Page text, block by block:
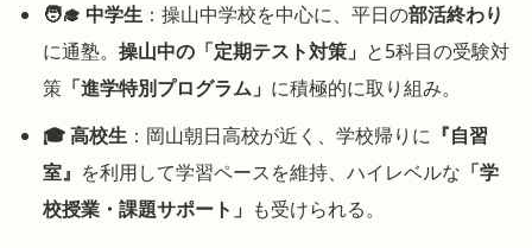
🧑‍🎓 中学生：操山中学校を中心に、平日の部活終わり
に通塾。 操山中の「定期テスト対策」 と5科目の受験対
策「進学特別プログラム」 に積極的に取り組み。
🎓 高校生：岡山朝日高校が近く、学校帰りに 『自習
室』 を利用して学習ペースを維持、ハイレベルな 「学
校授業・課題サポート」 も受けられる。